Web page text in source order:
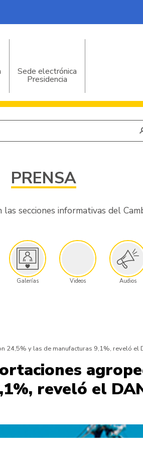
Sede electrónica
Presidencia
PRENSA
secciones informativas del
Galerías Videos Audios
24,5% y las de manufacturas 9,1%, reveló el
reveló el